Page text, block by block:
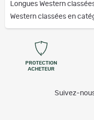
Longues Western
Western classées en
PROTECTION
ACHETEUR
Suivez-